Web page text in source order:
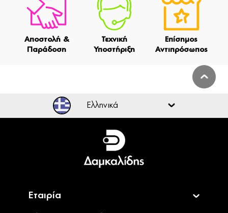
Αποστολή &
Παράδοση
Τεχνική
Υποστήριξη
Επίσημος
Αντιπρόσωπος
Ελληνικά
Ελληνικά
English
Εταιρία